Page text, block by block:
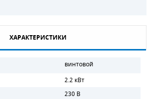
ХАРАКТЕРИСТИКИ
винтовой
2.2 кВт
230 В